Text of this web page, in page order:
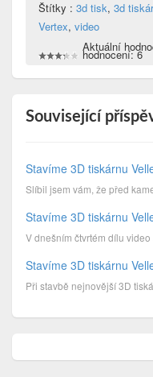
Štítky : 3d tisk, 3d
Vertex, video
Aktuální
hodnocení: 6
Související
Stavíme 3D tiskárnu
Stavíme 3D tiskárnu
Stavíme 3D tiskárnu